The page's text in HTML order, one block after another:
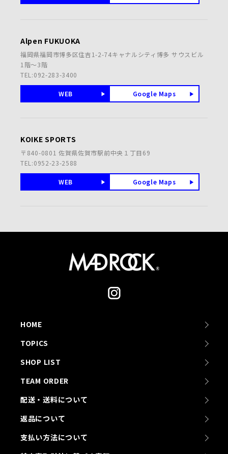
Alpen FUKUOKA
福岡県福岡市博多区住吉1-2-74キャナルシティ博多 サウスビル
1階～3階
TEL:092-283-3400
WEB Google Maps
KOIKE SPORTS
〒840-0801 佐賀県佐賀市駅前中央１丁目69
TEL:0952-23-2588
WEB Google Maps
HOME
TOPICS
SHOP LIST
TEAM ORDER
配送・送料について
返品について
支払い方法について